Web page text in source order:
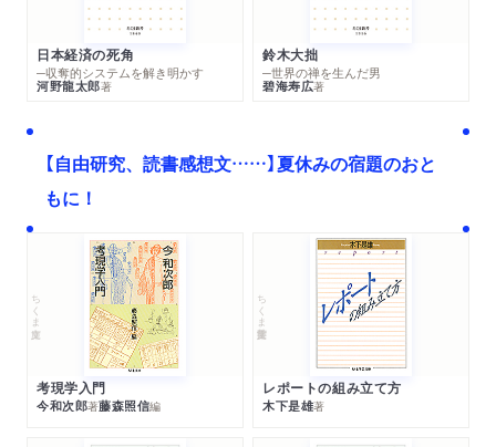
日本経済の死角
─収奪的システムを解き明かす
河野龍太郎著
鈴木大拙
─世界の禅を生んだ男
碧海寿広著
【自由研究、読書感想文……】夏休みの宿題のおと
もに！
ちくま文庫
考現学入門
今和次郎著藤森照信編
ちくま学芸文庫
レポートの組み立て方
木下是雄著